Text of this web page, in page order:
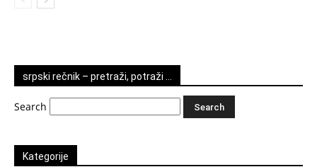
srpski rečnik – pretraži, potraži …
Search
Kategorije